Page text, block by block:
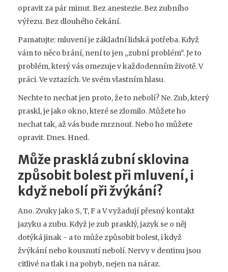
opravit za pár minut. Bez anestezie. Bez zubního
výřezu. Bez dlouhého čekání.
Pamatujte: mluvení je základní lidská potřeba. Když
vám to něco brání, není to jen „zubní problém“. Je to
problém, který vás omezuje v každodenním životě. V
práci. Ve vztazích. Ve svém vlastním hlasu.
Nechte to nechat jen proto, že to nebolí? Ne. Zub, který
praskl, je jako okno, které se zlomilo. Můžete ho
nechat tak, až vás bude mrznout. Nebo ho můžete
opravit. Dnes. Hned.
Může prasklá zubní sklovina
způsobit bolest při mluvení, i
když nebolí při žvýkání?
Ano. Zvuky jako S, T, F a V vyžadují přesný kontakt
jazyku a zubu. Když je zub prasklý, jazyk se o něj
dotýká jinak - a to může způsobit bolest, i když
žvýkání nebo kousnutí nebolí. Nervy v dentinu jsou
citlivé na tlak i na pohyb, nejen na náraz.